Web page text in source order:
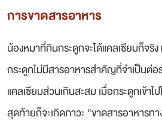
การขาดสารอาหาร
น้องหมาที่กินกระดูกจะได้แคลเซียมก็จริ
กระดูกไม่มีสารอาหารสำคัญที่จำเป็นต่อ
แคลเซียมส่วนเกินสะสม เมื่อกระดูกเข้
สุดท้ายก็จะเกิดภาวะ “ขาดสารอาหารท